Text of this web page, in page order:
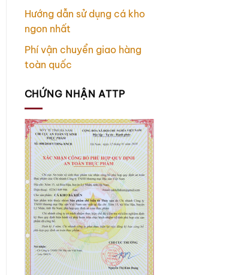
Hướng dẫn sử dụng cá kho
ngon nhất
Phí vận chuyển giao hàng
toàn quốc
CHỨNG NHẬN ATTP